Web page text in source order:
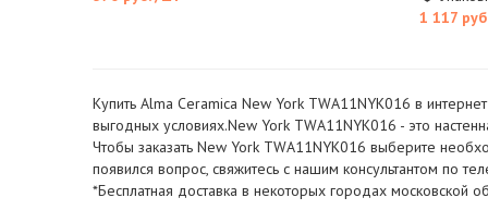
1 117
Купить Alma Ceramica New York TWA11NYK016 в
выгодных условиях.New York TWA11NYK016 - это
Чтобы заказать New York TWA11NYK016 выберите
появился вопрос, свяжитесь с нашим консультантом по
*Бесплатная доставка в некоторых городах московской